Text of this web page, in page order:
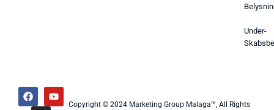
Under-
Copyright © 2024 Marketing Group Malaga™, All Rights